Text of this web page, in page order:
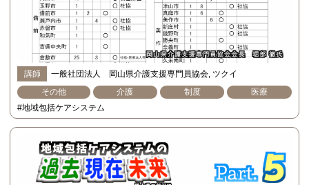
講師 一般社団法人 岡山県介護支援専門員協会 ツクイ
その他
介護 制度
医療
#地域包括ケアシステム